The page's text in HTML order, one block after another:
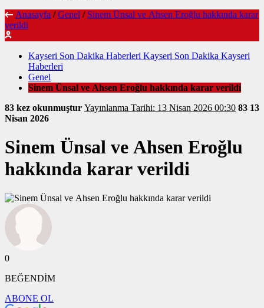
Anasayfa / Genel / Sinem Ünsal ve Ahsen Eroğlu hakkında karar
verildi
Kayseri Son Dakika Haberleri Kayseri Son Dakika Kayseri
Haberleri
Genel
Sinem Ünsal ve Ahsen Eroğlu hakkında karar verildi
83 kez okunmuştur
Yayınlanma Tarihi: 13 Nisan 2026 00:30 83 13
Nisan 2026
Sinem Ünsal ve Ahsen Eroğlu
hakkında karar verildi
0
BEĞENDİM
ABONE OL